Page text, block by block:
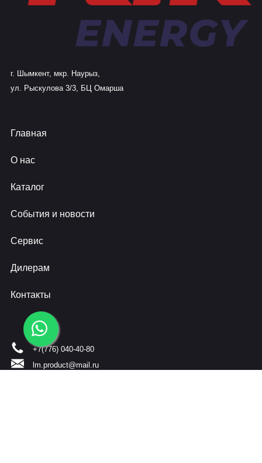
г. Шымкент, мкр. Наурыз,
ул. Рыскулова 3/3, БЦ Омарша
Главная
О нас
Каталог
События и новости
Сервис
Дилерам
Контакты
+7(776) 040-40-80
lm.product@mail.ru